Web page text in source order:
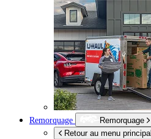
Remorquage
Remorquage
Retour au menu principal